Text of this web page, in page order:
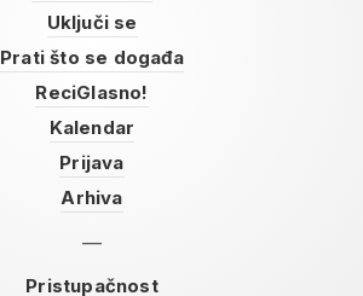
Uključi se
Prati što se događa
ReciGlasno!
Kalendar
Prijava
Arhiva
Pristupačnost